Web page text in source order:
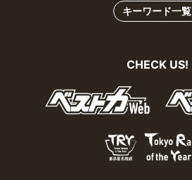
キーワード一覧
CHECK US!